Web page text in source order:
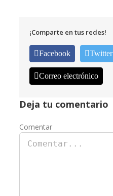
¡Comparte en tus redes!
Facebook Twitter
Correo electrónico
Deja tu comentario
Comentar